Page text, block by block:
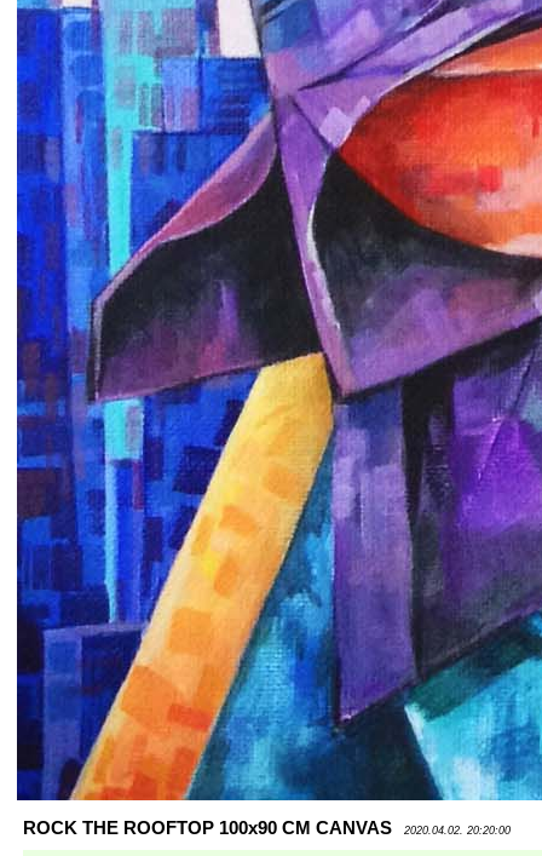
ROCK THE ROOFTOP 100x90 CM CANVAS 2020.04.02. 20:20:00